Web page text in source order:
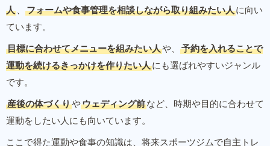
人 、 フォームや食事管理を相談しながら取り組みたい人に向い
ています。
目標に合わせてメニューを組みたい人や、
予約を入れることで
運動を続けるきっかけを作りたい人にも選ばれやすいジャンル
です。
産後の体づくりやウェディング前など、時期や目的に合わせて
運動をしたい人にも向いています。
ここで得た運動や食事の知識は、将来スポーツジムで自主トレ